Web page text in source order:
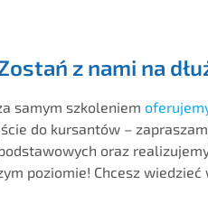
z nami na
samym szkoleniem
do kursantów –
oraz
poziomie! Chcesz wiedzieć